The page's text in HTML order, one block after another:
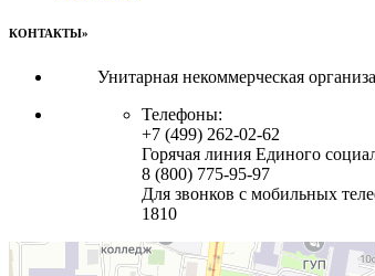
КОНТАКТЫ»
Унитарная некоммерческая
Телефоны:
+7 (499) 262-02-62
Горячая линия Единого
8 (800) 775-95-97
Для звонков с мобильных
1810